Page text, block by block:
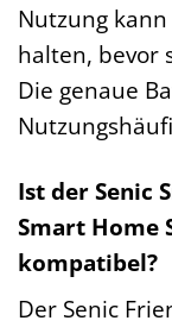
Nutzung
halten, bevor
Die genaue
Ist der Senic
Smart Home
kompatibel?
Der Senic